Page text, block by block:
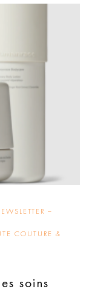
–
COUTURE &
soins